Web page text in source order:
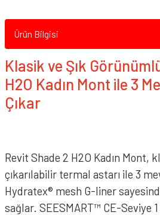
Ürün Bilgisi
Klasik ve Şık
H2O Kadın Mont ile 3
Çıkar
Revit Shade 2 H2O Kadın Mont,
çıkarılabilir termal astarı ile 3
Hydratex® mesh G-liner
sağlar. SEESMART™ CE-Seviye